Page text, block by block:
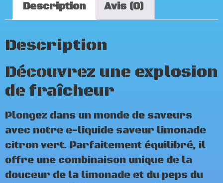
Description Avis (0)
Description
Découvrez une explosion
de fraîcheur
Plongez dans un monde de saveurs
avec notre e-liquide saveur limonade
citron vert. Parfaitement équilibré, il
offre une combinaison unique de la
douceur de la limonade et du peps du